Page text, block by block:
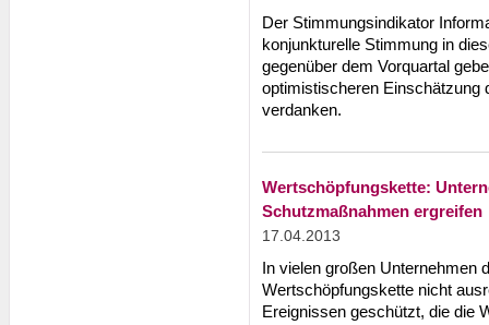
Der Stimmungsindikator
konjunkturelle Stimmung in
gegenüber dem Vorquartal
optimistischeren Einschätzung
verdanken.
Wertschöpfungskette:
Schutzmaßnahmen ergreifen
17.04.2013
In vielen großen Unternehmen
Wertschöpfungskette nicht
Ereignissen geschützt, die die